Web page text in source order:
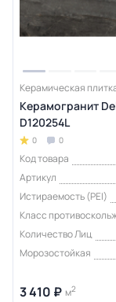
Керамическая
Керамогранит
D120254L
0 0
Код товара
Артикул
Истираемость (PEI)
Класс
Количество Лиц
Морозостойкая
3 410 ₽ м2